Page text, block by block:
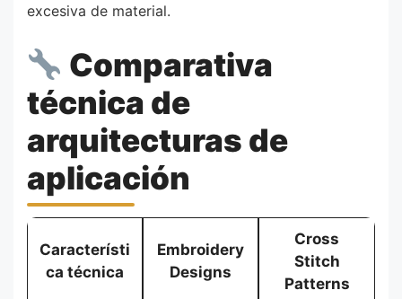
excesiva de material.
Comparativa
técnica de
arquitecturas de
aplicación
Característi
ca técnica
Embroidery
Designs
Cross
Stitch
Patterns